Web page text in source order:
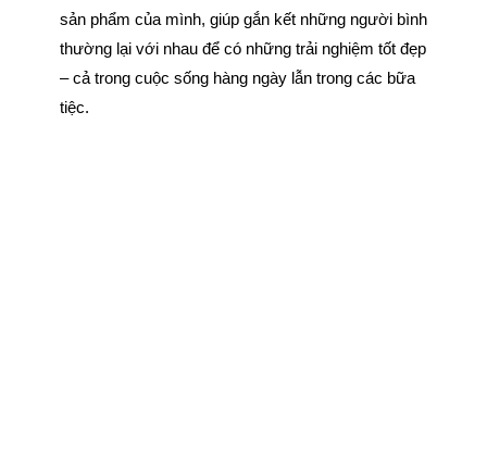
sản phẩm của mình, giúp gắn kết những người bình
thường lại với nhau để có những trải nghiệm tốt đẹp
– cả trong cuộc sống hàng ngày lẫn trong các bữa
tiệc.